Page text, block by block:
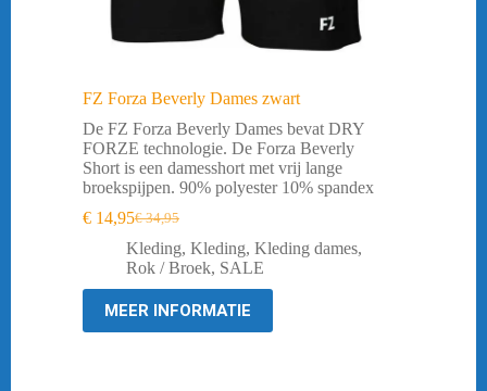
FZ Forza Beverly Dames zwart
De FZ Forza Beverly Dames bevat DRY
FORZE technologie. De Forza Beverly
Short is een damesshort met vrij lange
broekspijpen. 90% polyester 10% spandex
€34,95
Oorspronkelijke
prijs
was:
€ 34,95.
€ 14,95Huidige
prijs
is:
€ 14,95.
Kleding, Kleding, Kleding dames,
Rok / Broek, SALE
MEER INFORMATIE